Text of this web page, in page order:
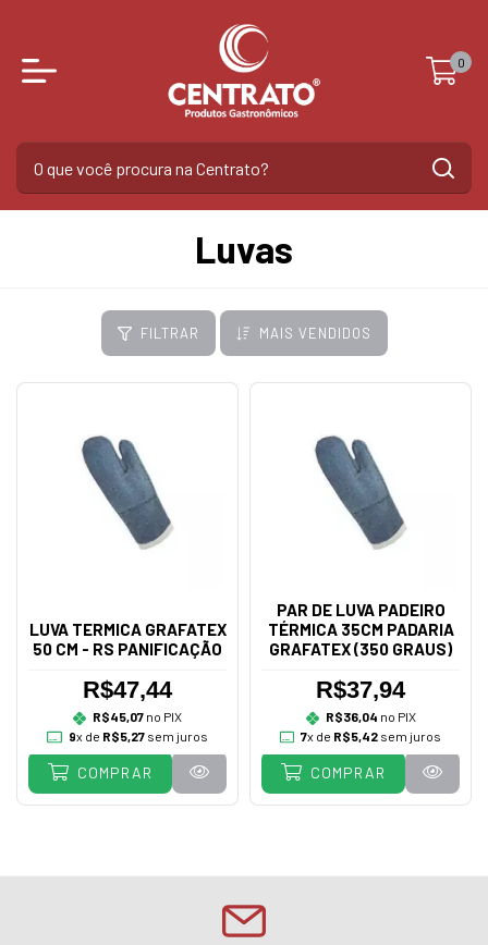
0
Luvas
FILTRAR MAIS VENDIDOS
LUVA TERMICA GRAFATEX
50 CM - RS PANIFICAÇÃO
R$47,44
R$45,07 no PIX
9x de R$5,27sem juros
COMPRAR
PAR DE LUVA PADEIRO
TÉRMICA 35CM PADARIA
GRAFATEX (350 GRAUS)
R$37,94
R$36,04 no PIX
7x de R$5,42 sem juros
COMPRAR